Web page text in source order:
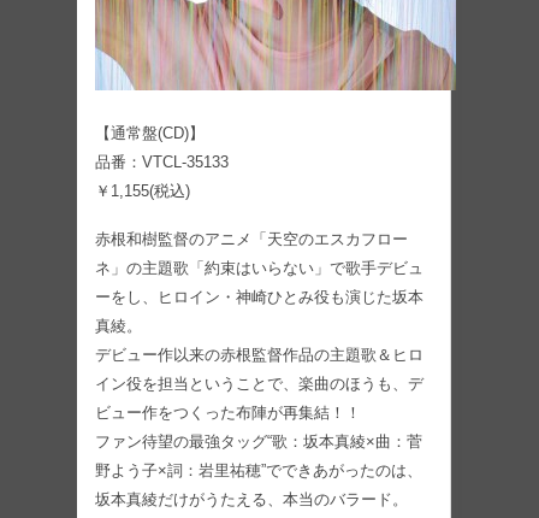
【通常盤(CD)】
品番：VTCL-35133
￥1,155(税込)
赤根和樹監督のアニメ「天空のエスカフロー
ネ」の主題歌「約束はいらない」で歌手デビュ
ーをし、ヒロイン・神崎ひとみ役も演じた坂本
真綾。
デビュー作以来の赤根監督作品の主題歌＆ヒロ
イン役を担当ということで、楽曲のほうも、デ
ビュー作をつくった布陣が再集結！！
ファン待望の最強タッグ“歌：坂本真綾×曲：菅
野よう子×詞：岩里祐穂”でできあがったのは、
坂本真綾だけがうたえる、本当のバラード。